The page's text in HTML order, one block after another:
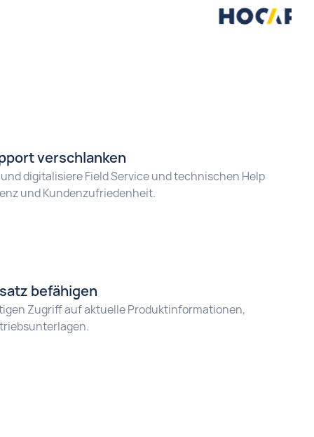
verschlanken
digitalisiere Field Service und technischen Help
und Kundenzufriedenheit.
befähigen
Zugriff auf aktuelle Produktinformationen,